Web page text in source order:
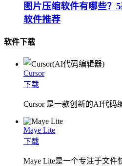
图片压缩软件有哪些？
软件推荐
软件下载
Cursor
下载
Cursor 是一款创新的AI代码
Maye Lite
下载
​Maye Lite是一个专注于文件